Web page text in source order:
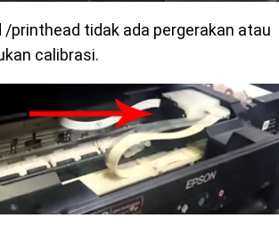
/printhead tidak ada pergerakan atau
calibrasi.